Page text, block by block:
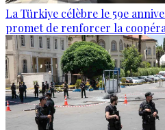
La Türkiye célèbre le 59e
promet de renforcer la